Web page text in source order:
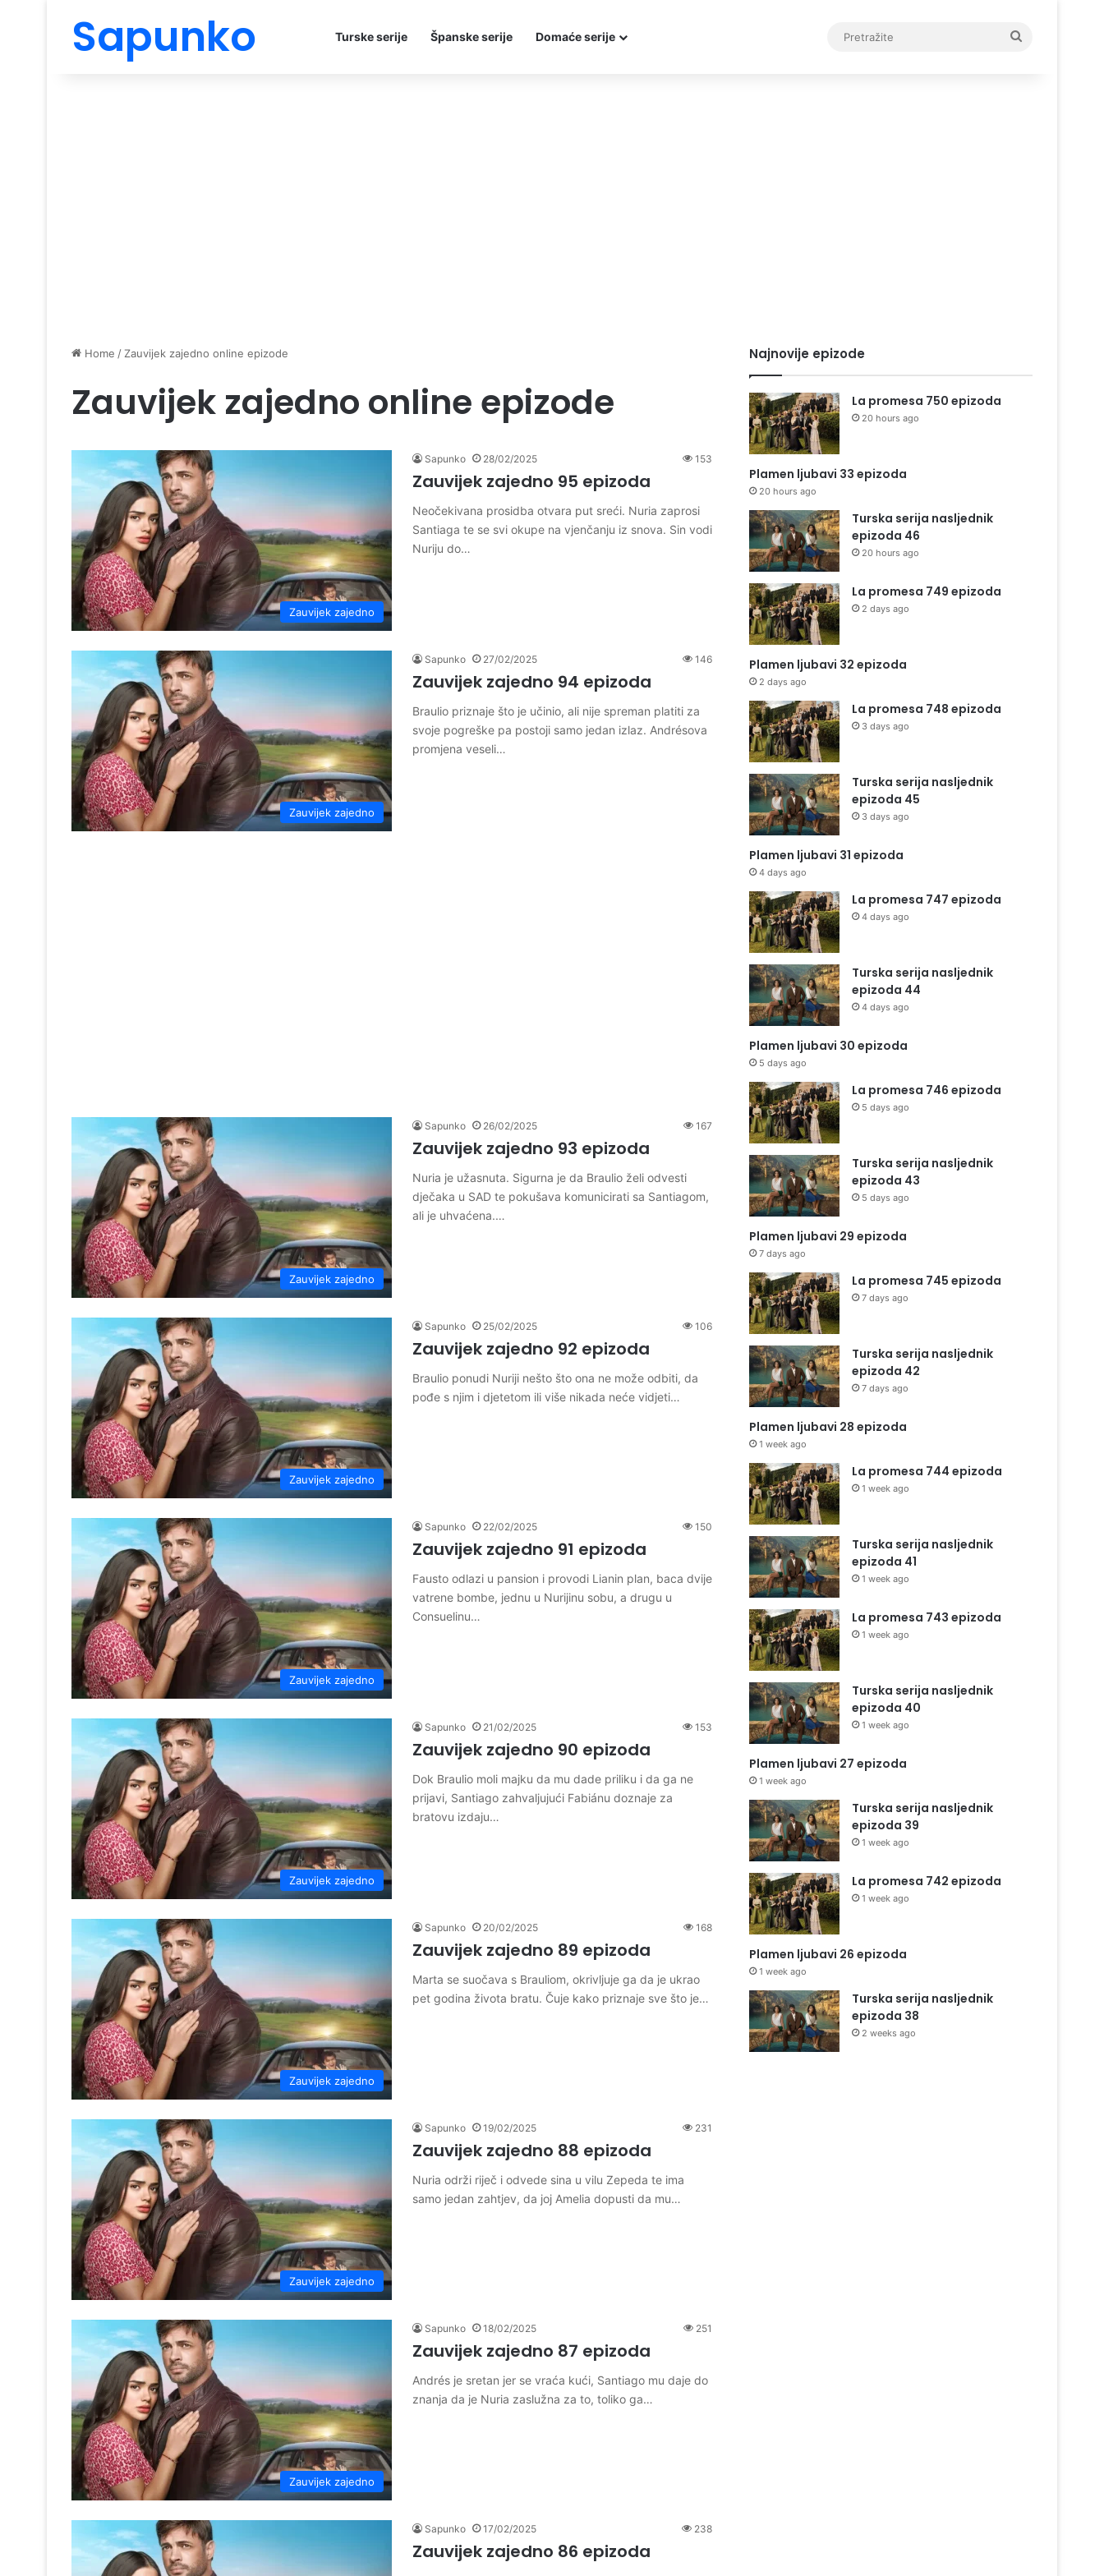
Sapunko Turske serije Španske serije Domaće serije
Home / Zauvijek zajedno online epizode
Zauvijek zajedno online epizode
Zauvijek zajedno
Sapunko 28/02/2025 153
Zauvijek zajedno 95 epizoda
Neočekivana prosidba otvara put sreći. Nuria zaprosi
Santiaga te se svi okupe na vjenčanju iz snova. Sin vodi
Nuriju do…
Zauvijek zajedno
Sapunko 27/02/2025 146
Zauvijek zajedno 94 epizoda
Braulio priznaje što je učinio, ali nije spreman platiti za
svoje pogreške pa postoji samo jedan izlaz. Andrésova
promjena veseli…
Zauvijek zajedno
Sapunko 26/02/2025 167
Zauvijek zajedno 93 epizoda
Nuria je užasnuta. Sigurna je da Braulio želi odvesti
dječaka u SAD te pokušava komunicirati sa Santiagom,
ali je uhvaćena.…
Zauvijek zajedno
Sapunko 25/02/2025 106
Zauvijek zajedno 92 epizoda
Braulio ponudi Nuriji nešto što ona ne može odbiti, da
pođe s njim i djetetom ili više nikada neće vidjeti…
Zauvijek zajedno
Sapunko 22/02/2025 150
Zauvijek zajedno 91 epizoda
Fausto odlazi u pansion i provodi Lianin plan, baca dvije
vatrene bombe, jednu u Nurijinu sobu, a drugu u
Consuelinu…
Zauvijek zajedno
Sapunko 21/02/2025 153
Zauvijek zajedno 90 epizoda
Dok Braulio moli majku da mu dade priliku i da ga ne
prijavi, Santiago zahvaljujući Fabiánu doznaje za
bratovu izdaju…
Zauvijek zajedno
Sapunko 20/02/2025 168
Zauvijek zajedno 89 epizoda
Marta se suočava s Brauliom, okrivljuje ga da je ukrao
pet godina života bratu. Čuje kako priznaje sve što je…
Zauvijek zajedno
Sapunko 19/02/2025 231
Zauvijek zajedno 88 epizoda
Nuria održi riječ i odvede sina u vilu Zepeda te ima
samo jedan zahtjev, da joj Amelia dopusti da mu…
Zauvijek zajedno
Sapunko 18/02/2025 251
Zauvijek zajedno 87 epizoda
Andrés je sretan jer se vraća kući, Santiago mu daje do
znanja da je Nuria zaslužna za to, toliko ga…
Sapunko 17/02/2025 238
Zauvijek zajedno 86 epizoda
Najnovije epizode
La promesa 750 epizoda
20 hours ago
Plamen ljubavi 33 epizoda
20 hours ago
Turska serija nasljednik
epizoda 46
20 hours ago
La promesa 749 epizoda
2 days ago
Plamen ljubavi 32 epizoda
2 days ago
La promesa 748 epizoda
3 days ago
Turska serija nasljednik
epizoda 45
3 days ago
Plamen ljubavi 31 epizoda
4 days ago
La promesa 747 epizoda
4 days ago
Turska serija nasljednik
epizoda 44
4 days ago
Plamen ljubavi 30 epizoda
5 days ago
La promesa 746 epizoda
5 days ago
Turska serija nasljednik
epizoda 43
5 days ago
Plamen ljubavi 29 epizoda
7 days ago
La promesa 745 epizoda
7 days ago
Turska serija nasljednik
epizoda 42
7 days ago
Plamen ljubavi 28 epizoda
1 week ago
La promesa 744 epizoda
1 week ago
Turska serija nasljednik
epizoda 41
1 week ago
La promesa 743 epizoda
1 week ago
Turska serija nasljednik
epizoda 40
1 week ago
Plamen ljubavi 27 epizoda
1 week ago
Turska serija nasljednik
epizoda 39
1 week ago
La promesa 742 epizoda
1 week ago
Plamen ljubavi 26 epizoda
1 week ago
Turska serija nasljednik
epizoda 38
2 weeks ago